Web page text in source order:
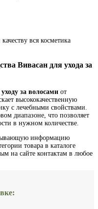
вся косметика
Вивасан для ухода за
уходу за волосами от
высококачественную
с лечебными свойствами.
диапазоне, что позволяет
в нужном количестве.
информацию
товара в каталоге
на сайте контактам в любое